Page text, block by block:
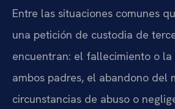
Entre las situaciones comunes
una petición de custodia de
encuentran: el fallecimiento o
ambos padres, el abandono del
circunstancias de abuso o